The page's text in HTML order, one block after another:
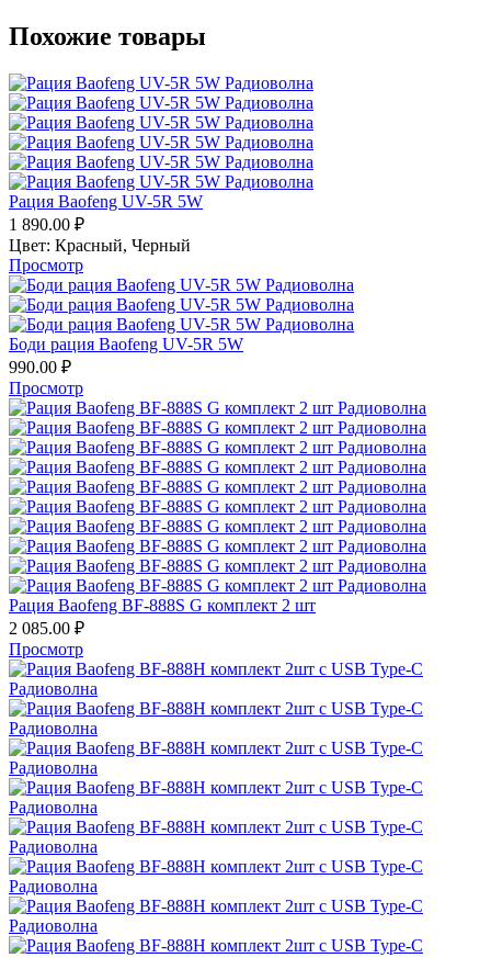
Похожие товары
Рация Baofeng UV-5R 5W
1 890.00 ₽
Цвет: Красный, Черный
Просмотр
Боди рация Baofeng UV-5R 5W
990.00 ₽
Просмотр
Рация Baofeng BF-888S G комплект 2 шт
2 085.00 ₽
Просмотр